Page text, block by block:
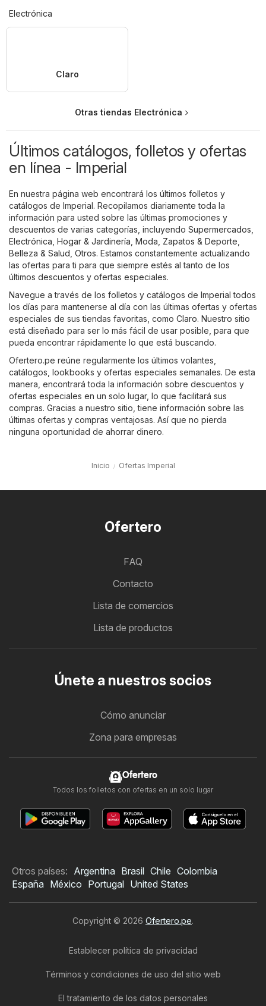
Electrónica
Claro
Otras tiendas Electrónica
Últimos catálogos, folletos y ofertas
en línea - Imperial
En nuestra página web encontrará los últimos folletos y
catálogos de Imperial. Recopilamos diariamente toda la
información para usted sobre las últimas promociones y
descuentos de varias categorías, incluyendo Supermercados
Electrónica Hogar & Jardinería Moda, Zapatos & Deporte
Belleza & Salud Otros. Estamos constantemente actualizando
las ofertas para ti para que siempre estés al tanto de los
últimos descuentos y ofertas especiales.
Navegue a través de los folletos y catálogos de Imperial todos
los días para mantenerse al día con las últimas ofertas y ofertas
especiales de sus tiendas favoritas, como Claro. Nuestro sitio
está diseñado para ser lo más fácil de usar posible, para que
pueda encontrar rápidamente lo que está buscando.
Ofertero.pe reúne regularmente los últimos volantes,
catálogos, lookbooks y ofertas especiales semanales. De esta
manera, encontrará toda la información sobre descuentos y
ofertas especiales en un solo lugar, lo que facilitará sus
compras. Gracias a nuestro sitio, tiene información sobre las
últimas ofertas y compras ventajosas. Así que no pierda
ninguna oportunidad de ahorrar dinero.
Inicio Ofertas Imperial
Ofertero
FAQ
Contacto
Lista de comercios
Lista de productos
Únete a nuestros socios
Cómo anunciar
Zona para empresas
Ofertero
Todos los folletos con ofertas en un solo lugar
Otros países: Argentina Brasil Chile Colombia
España México Portugal United States
Copyright © 2026 Ofertero.pe.
Establecer política de privacidad
Términos y condiciones de uso del sitio web
El tratamiento de los datos personales